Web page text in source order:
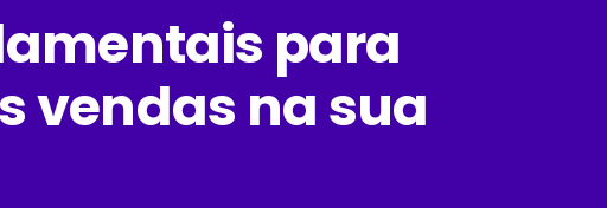
para
vendas na sua